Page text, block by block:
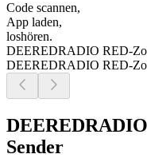
Code scannen,
App laden,
loshören.
DEEREDRADIO RED-
DEEREDRADIO RED-
Sender